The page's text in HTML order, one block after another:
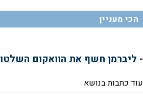
הכי מעניין
- ליברמן חשף את הוואקום
עוד כתבות בנושא